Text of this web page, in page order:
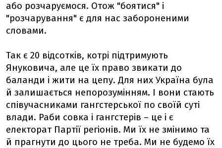
або розчаруємося. Отож "боятися" і
"розчарування" є для нас забороненими
словами.
Так є 20 відсотків, котрі підтримують
Януковича, але це їх право звикати до
баланди і жити на цепу. Для них Україна була
й залишається непорозумінням. І вони стають
співучасниками гангстерської по своїй суті
влади. Раби совка і гангстерів – це і є
електорат Партії регіонів. Ми їх не змінимо та
й прагнути до цього не треба. Ми не будемо їх